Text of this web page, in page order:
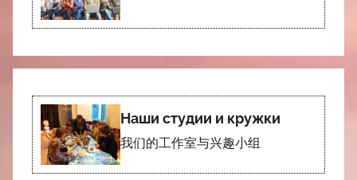
Наши студии и кружки
我们的工作室与兴趣小组